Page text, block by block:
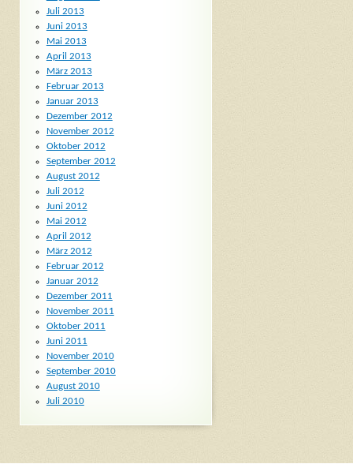
Juli 2013
Juni 2013
Mai 2013
April 2013
März 2013
Februar 2013
Januar 2013
Dezember 2012
November 2012
Oktober 2012
September 2012
August 2012
Juli 2012
Juni 2012
Mai 2012
April 2012
März 2012
Februar 2012
Januar 2012
Dezember 2011
November 2011
Oktober 2011
Juni 2011
November 2010
September 2010
August 2010
Juli 2010